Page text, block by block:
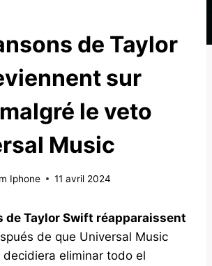
de Taylor
sur
le veto
Music
Iphone 11 avril 2024
de Taylor Swift réapparaissent
de que Universal Music
decidiera eliminar todo el